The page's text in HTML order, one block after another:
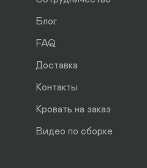
Блог
FAQ
Доставка
Контакты
Кровать на заказ
Видео по сборке